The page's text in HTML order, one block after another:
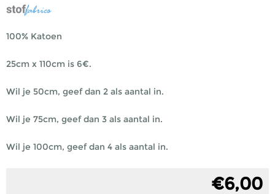
100% Katoen
25cm x 110cm is 6€.
Wil je 50cm, geef dan 2 als aantal in.
Wil je 75cm, geef dan 3 als aantal in.
Wil je 100cm, geef dan 4 als aantal in.
€6,00